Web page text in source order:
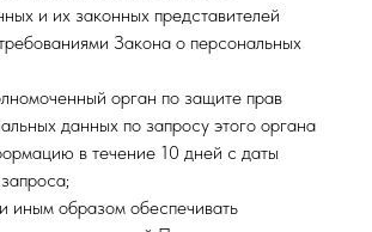
и их законных представителей
Закона о персональных
орган по защите прав
данных по запросу этого органа
в течение 10 дней с даты
иным образом обеспечивать